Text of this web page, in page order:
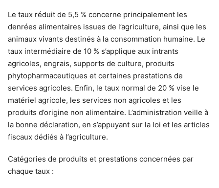
Le taux réduit de 5,5 % concerne principalement les
denrées alimentaires issues de l’agriculture, ainsi que les
animaux vivants destinés à la consommation humaine. Le
taux intermédiaire de 10 % s’applique aux intrants
agricoles, engrais, supports de culture, produits
phytopharmaceutiques et certaines prestations de
services agricoles. Enfin, le taux normal de 20 % vise le
matériel agricole, les services non agricoles et les
produits d’origine non alimentaire. L’administration veille à
la bonne déclaration, en s’appuyant sur la loi et les articles
fiscaux dédiés à l’agriculture.
Catégories de produits et prestations concernées par
chaque taux :